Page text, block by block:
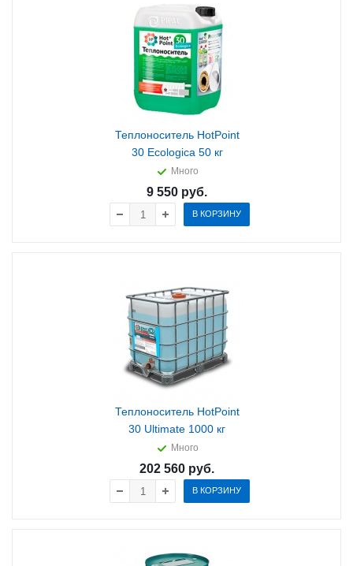
Теплоноситель HotPoint
30 Ecologica 50 кг
Много
9 550 руб.
В КОРЗИНУ
Теплоноситель HotPoint
30 Ultimate 1000 кг
Много
202 560 руб.
В КОРЗИНУ